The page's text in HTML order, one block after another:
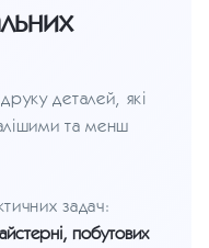
деталей, які
та менш
задач:
побутових